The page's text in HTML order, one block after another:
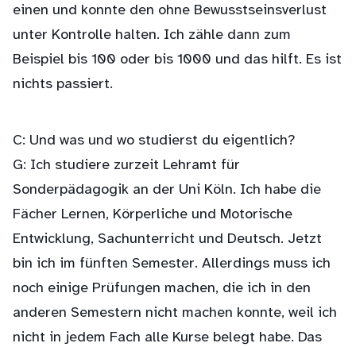
einen und konnte den ohne Bewusstseinsverlust
unter Kontrolle halten. Ich zähle dann zum
Beispiel bis 100 oder bis 1000 und das hilft. Es ist
nichts passiert.
C: Und was und wo studierst du eigentlich?
G: Ich studiere zurzeit Lehramt für
Sonderpädagogik an der Uni Köln. Ich habe die
Fächer Lernen, Körperliche und Motorische
Entwicklung, Sachunterricht und Deutsch. Jetzt
bin ich im fünften Semester. Allerdings muss ich
noch einige Prüfungen machen, die ich in den
anderen Semestern nicht machen konnte, weil ich
nicht in jedem Fach alle Kurse belegt habe. Das